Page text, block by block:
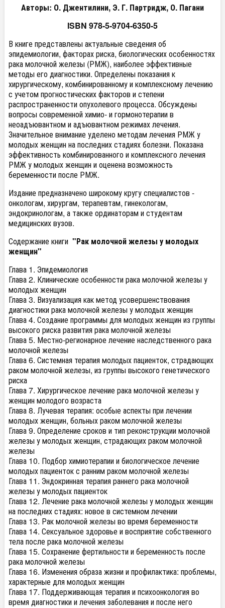
Авторы: О. Джентилини, Э. Г. Партридж, О. Пагани
ISBN 978-5-9704-6350-5
В книге представлены актуальные сведения об
эпидемиологии, факторах риска, биологических особенностях
рака молочной железы (РМЖ), наиболее эффективные
методы его диагностики. Определены показания к
хирургическому, комбинированному и комплексному лечению
с учетом прогностических факторов и степени
распространенности опухолевого процесса. Обсуждены
вопросы современной химио- и гормонотерапии в
неоадъювантном и адъювантном режимах лечения.
Значительное внимание уделено методам лечения РМЖ у
молодых женщин на последних стадиях болезни. Показана
эффективность комбинированного и комплексного лечения
РМЖ у молодых женщин и оценена возможность
беременности после РМЖ.
Издание предназначено широкому кругу специалистов -
онкологам, хирургам, терапевтам, гинекологам,
эндокринологам, а также ординаторам и студентам
медицинских вузов.
Содержание книги "Рак молочной железы у молодых
женщин"
Глава 1. Эпидемиология
Глава 2. Клинические особенности рака молочной железы у
молодых женщин
Глава 3. Визуализация как метод усовершенствования
диагностики рака молочной железы у молодых женщин
Глава 4. Создание программы для молодых женщин из группы
высокого риска развития рака молочной железы
Глава 5. Местно-регионарное лечение наследственного рака
молочной железы
Глава 6. Системная терапия молодых пациенток, страдающих
раком молочной железы, из группы высокого генетического
риска
Глава 7. Хирургическое лечение рака молочной железы у
женщин молодого возраста
Глава 8. Лучевая терапия: особые аспекты при лечении
молодых женщин, больных раком молочной железы
Глава 9. Определение сроков и тип реконструкции молочной
железы у молодых женщин, страдающих раком молочной
железы
Глава 10. Подбор химиотерапии и биологическое лечение
молодых пациенток с ранним раком молочной железы
Глава 11. Эндокринная терапия раннего рака молочной
железы у молодых пациенток
Глава 12. Лечение рака молочной железы у молодых женщин
на последних стадиях: новое в системном лечении
Глава 13. Рак молочной железы во время беременности
Глава 14. Сексуальное здоровье и восприятие собственного
тела после рака молочной железы
Глава 15. Сохранение фертильности и беременность после
рака молочной железы
Глава 16. Изменения образа жизни и профилактика: проблемы,
характерные для молодых женщин
Глава 17. Поддерживающая терапия и психоонкология во
время диагностики и лечения заболевания и после него